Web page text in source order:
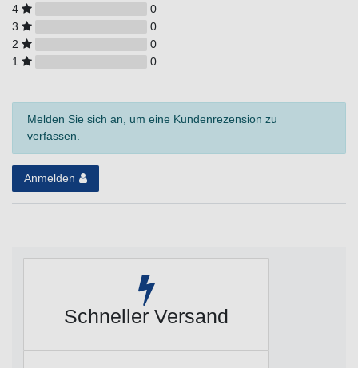
4
0
3
0
2
0
1
0
Melden Sie sich an, um eine Kundenrezension zu
verfassen.
Anmelden
Schneller Versand